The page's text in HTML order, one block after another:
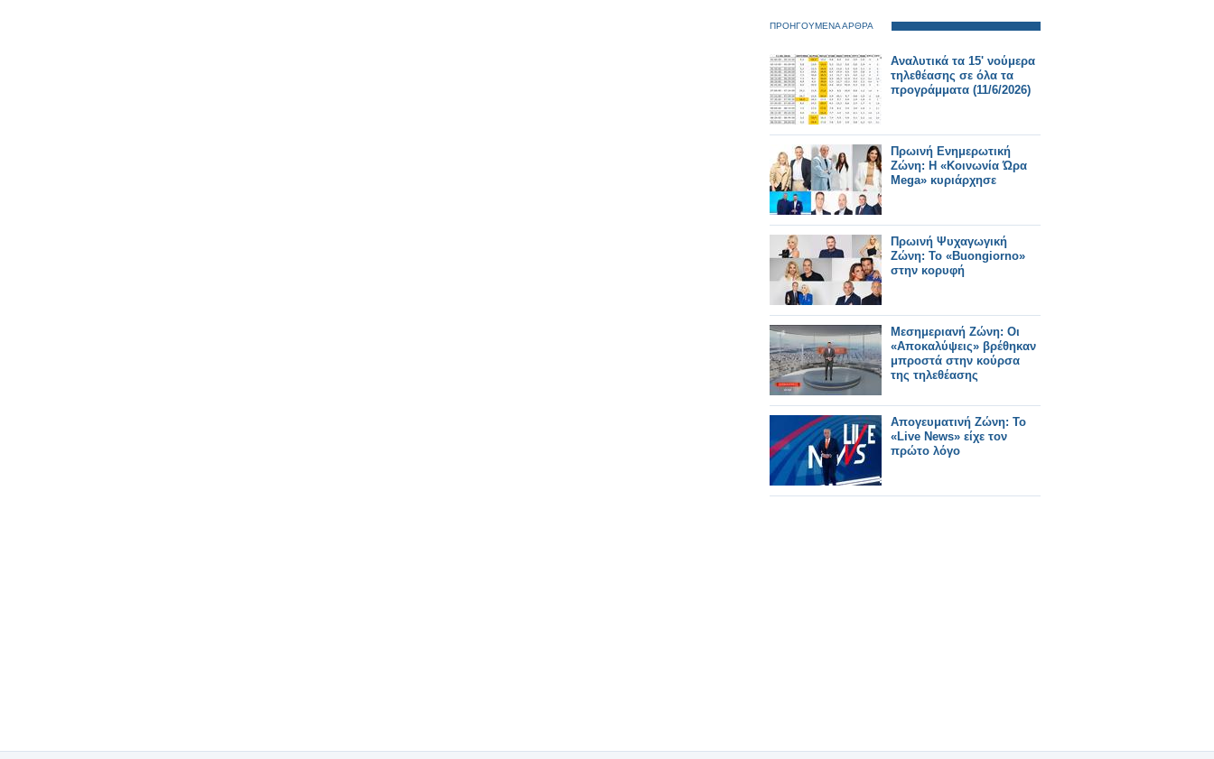
ΠΡΟΗΓΟΥΜΕΝΑ ΑΡΘΡΑ
Αναλυτικά τα 15' νούμερα
τηλεθέασης σε όλα τα
προγράμματα (11/6/2026)
Πρωινή Ενημερωτική
Ζώνη: Η «Κοινωνία Ώρα
Mega» κυριάρχησε
Πρωινή Ψυχαγωγική
Ζώνη: Το «Buongiorno»
στην κορυφή
Μεσημεριανή Ζώνη: Οι
«Αποκαλύψεις» βρέθηκαν
μπροστά στην κούρσα
της τηλεθέασης
Απογευματινή Ζώνη: Το
«Live News» είχε τον
πρώτο λόγο